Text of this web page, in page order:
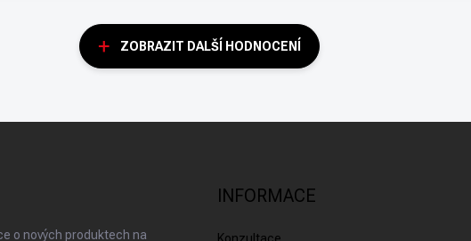
ZOBRAZIT DALŠÍ HODNOCENÍ
o nových produktech na
INFORMACE